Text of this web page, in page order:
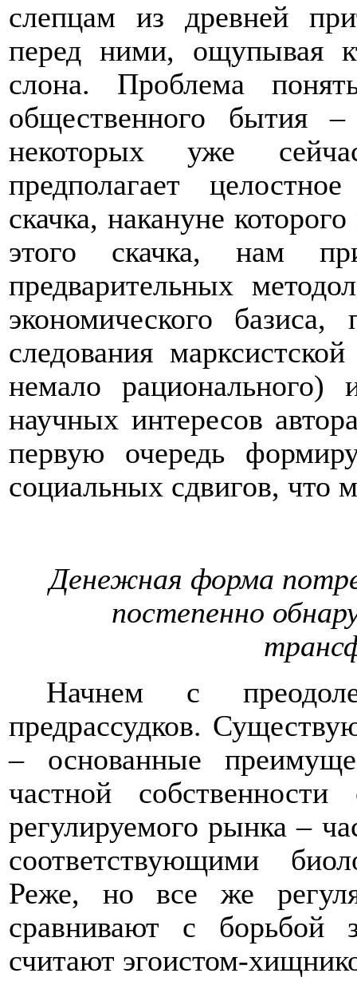
слепцам из древней
перед ними, ощупывая
слона. Проблема
общественного бытия
некоторых уже
предполагает
скачка, накануне
этого скачка, нам
предварительных
экономического
следования
немало
научных интересов
первую очередь
социальных сдвигов, что
Денежная форма
постепенно
Начнем с
предрассудков.
– основанные
частной
регулируемого рынка –
соответствующими
Реже, но все же
сравнивают с борьбой
считают эгоистом-